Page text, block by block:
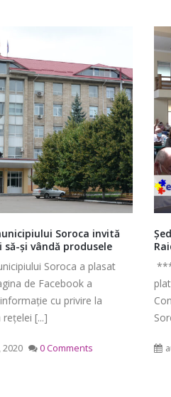
Soroca invită
și vândă produsele
Soroca a plasat
de Facebook a
cu privire la
[...]
0 Comments
***
Comisiei pentru
juridice şi
publică a
Soroca din 04 mai